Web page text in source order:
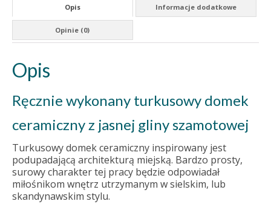
Opis Informacje dodatkowe
Opinie (0)
Opis
Ręcznie wykonany turkusowy domek
ceramiczny z jasnej gliny szamotowej
Turkusowy domek ceramiczny inspirowany jest
podupadającą architekturą miejską. Bardzo prosty,
surowy charakter tej pracy będzie odpowiadał
miłośnikom wnętrz utrzymanym w sielskim, lub
skandynawskim stylu.